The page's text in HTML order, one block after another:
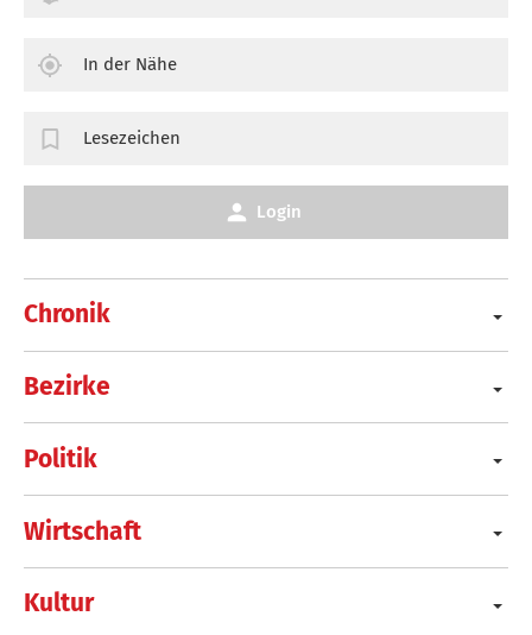
Chronik
Bezirke
Politik
Wirtschaft
Kultur
In der Nähe
Lesezeichen
Login